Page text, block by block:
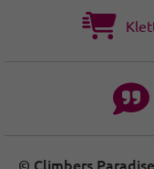
© Climbers